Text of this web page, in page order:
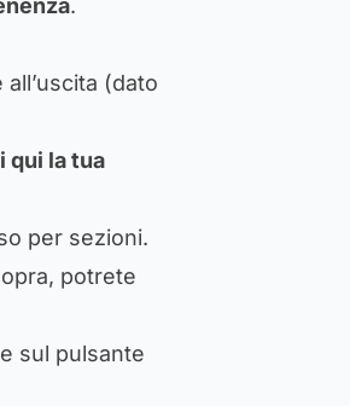
.
(dato
qui la tua
per sezioni.
potrete
sul pulsante